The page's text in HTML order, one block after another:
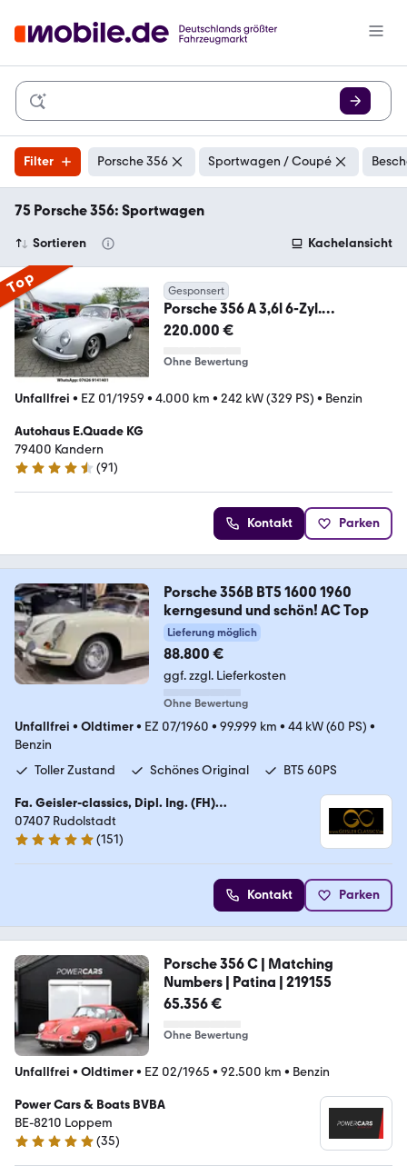
Filter Porsche 356 Sportwagen / Coupé
75 Porsche 356: Sportwagen
Sortieren Kachelansicht
Top Gesponsert
Porsche 356 A 3,6l 6-Zyl.
Einzelstück (330PS) Outlaw
220.000 €
Ohne Bewertung
Unfallfrei • EZ 01/1959 • 4.000 km • 242 kW (329 PS) • Benzin
Autohaus E.Quade KG
79400 Kandern
4.7 Sterne
(91)
Kontakt Parken
Porsche 356B BT5 1600 1960
kerngesund und schön! AC Top
Lieferung möglich
88.800 €
ggf. zzgl. Lieferkosten
Ohne Bewertung
Unfallfrei • Oldtimer• EZ 07/1960 • 99.999 km • 44 kW (60 PS) •
Benzin
Toller Zustand
Schönes Original BT5 60PS
Fa. Geisler-classics, Dipl. Ing. (FH)
Kraftfahrzeugtechnik Enrico Geisler
07407 Rudolstadt
4.8 Sterne
(151)
Kontakt Parken
Porsche 356 C | Matching
Numbers | Patina | 219155
65.356 €
Ohne Bewertung
Unfallfrei • Oldtimer• EZ 02/1965 • 92.500 km • Benzin
Power Cars & Boats BVBA
BE-8210 Loppem
5 Sterne
(35)